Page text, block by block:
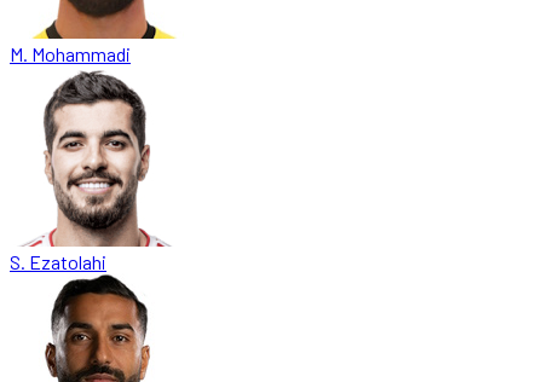
M. Mohammadi
S. Ezatolahi